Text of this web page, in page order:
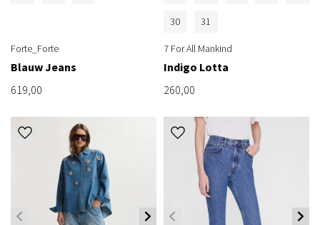
Forte_Forte
Blauw Jeans
619,00
30 31
7 For All Mankind
Indigo Lotta
260,00